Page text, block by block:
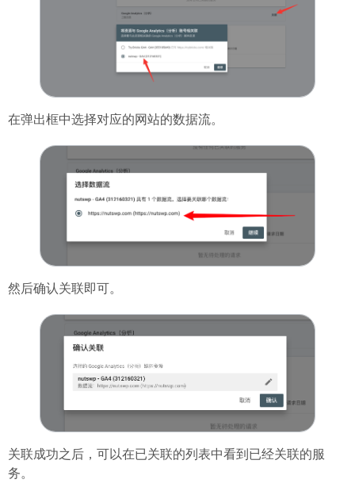
在弹出框中选择对应的网站的数据流。
然后确认关联即可。
关联成功之后，可以在已关联的列表中看到已经关联的服
务。